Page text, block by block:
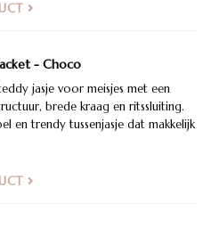
- Choco
jasje voor meisjes met een
brede kraag en ritssluiting.
en trendy tussenjasje dat makkelijk